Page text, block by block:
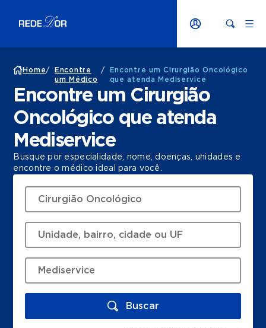
Home/
Encontre
um Médico
/
Encontre um Cirurgião Oncológico
que atenda Mediservice
Encontre um Cirurgião
Oncológico que atenda
Mediservice
Busque por especialidade, nome, doenças, unidades e
encontre o médico ideal para você.
Buscar